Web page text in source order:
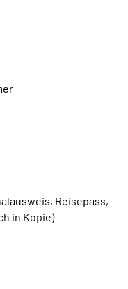
Reisepass,
in Kopie)